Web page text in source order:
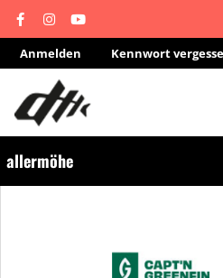
Anmelden Kennwort
allermöhe